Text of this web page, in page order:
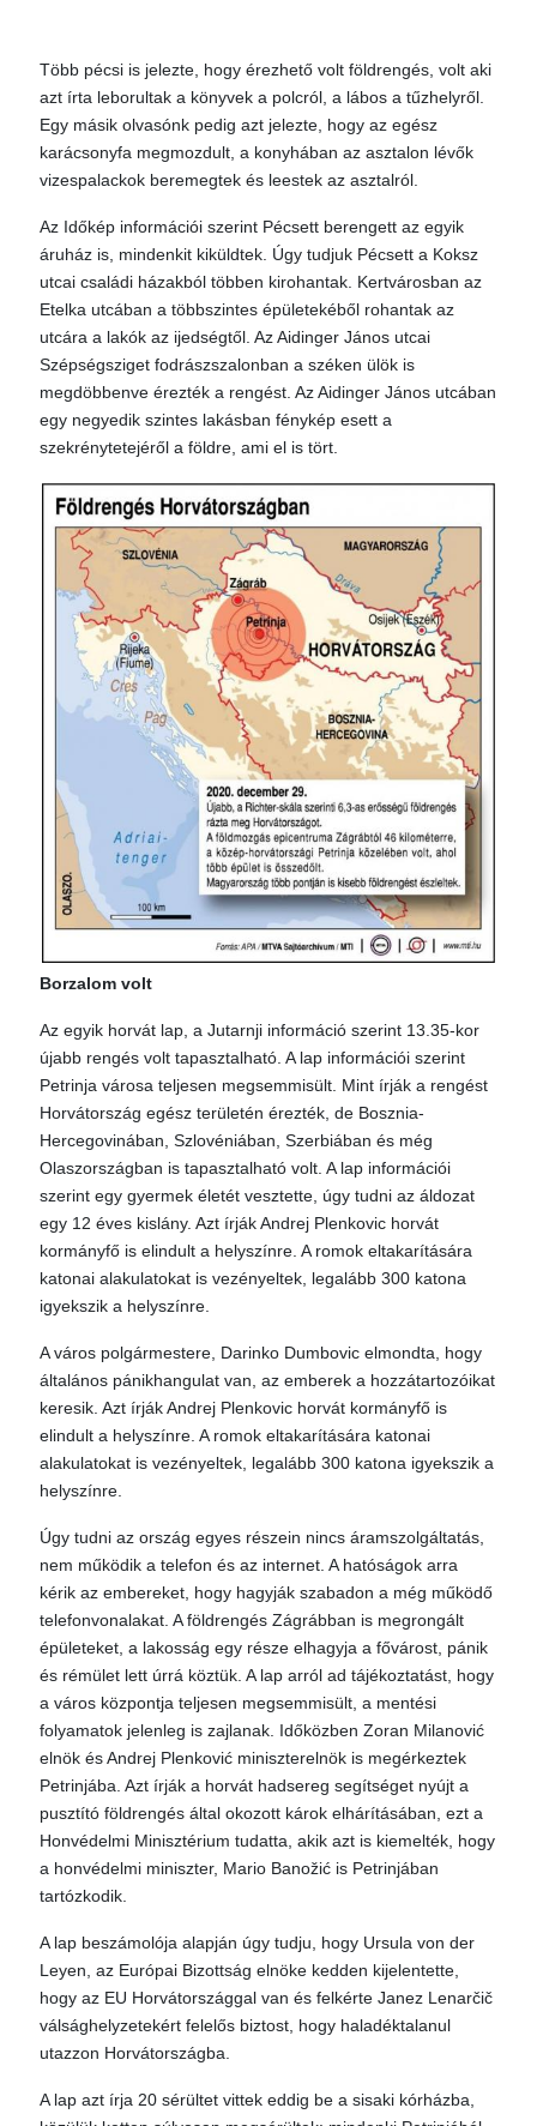
Több pécsi is jelezte, hogy érezhető volt földrengés, volt aki
azt írta leborultak a könyvek a polcról, a lábos a tűzhelyről.
Egy másik olvasónk pedig azt jelezte, hogy az egész
karácsonyfa megmozdult, a konyhában az asztalon lévők
vizespalackok beremegtek és leestek az asztalról.
Az Időkép információi szerint Pécsett berengett az egyik
áruház is, mindenkit kiküldtek. Úgy tudjuk Pécsett a Koksz
utcai családi házakból többen kirohantak. Kertvárosban az
Etelka utcában a többszintes épületekéből rohantak az
utcára a lakók az ijedségtől. Az Aidinger János utcai
Szépségsziget fodrászszalonban a széken ülök is
megdöbbenve érezték a rengést. Az Aidinger János utcában
egy negyedik szintes lakásban fénykép esett a
szekrénytetejéről a földre, ami el is tört.
Borzalom volt
Az egyik horvát lap, a Jutarnji információ szerint 13.35-kor
újabb rengés volt tapasztalható. A lap információi szerint
Petrinja városa teljesen megsemmisült. Mint írják a rengést
Horvátország egész területén érezték, de Bosznia-
Hercegovinában, Szlovéniában, Szerbiában és még
Olaszországban is tapasztalható volt. A lap információi
szerint egy gyermek életét vesztette, úgy tudni az áldozat
egy 12 éves kislány. Azt írják Andrej Plenkovic horvát
kormányfő is elindult a helyszínre. A romok eltakarítására
katonai alakulatokat is vezényeltek, legalább 300 katona
igyekszik a helyszínre.
A város polgármestere, Darinko Dumbovic elmondta, hogy
általános pánikhangulat van, az emberek a hozzátartozóikat
keresik. Azt írják Andrej Plenkovic horvát kormányfő is
elindult a helyszínre. A romok eltakarítására katonai
alakulatokat is vezényeltek, legalább 300 katona igyekszik a
helyszínre.
Úgy tudni az ország egyes részein nincs áramszolgáltatás,
nem működik a telefon és az internet. A hatóságok arra
kérik az embereket, hogy hagyják szabadon a még működő
telefonvonalakat. A földrengés Zágrábban is megrongált
épületeket, a lakosság egy része elhagyja a fővárost, pánik
és rémület lett úrrá köztük. A lap arról ad tájékoztatást, hogy
a város központja teljesen megsemmisült, a mentési
folyamatok jelenleg is zajlanak. Időközben Zoran Milanović
elnök és Andrej Plenković miniszterelnök is megérkeztek
Petrinjába. Azt írják a horvát hadsereg segítséget nyújt a
pusztító földrengés által okozott károk elhárításában, ezt a
Honvédelmi Minisztérium tudatta, akik azt is kiemelték, hogy
a honvédelmi miniszter, Mario Banožić is Petrinjában
tartózkodik.
A lap beszámolója alapján úgy tudju, hogy Ursula von der
Leyen, az Európai Bizottság elnöke kedden kijelentette,
hogy az EU Horvátországgal van és felkérte Janez Lenarčič
válsághelyzetekért felelős biztost, hogy haladéktalanul
utazzon Horvátországba.
A lap azt írja 20 sérültet vittek eddig be a sisaki kórházba,